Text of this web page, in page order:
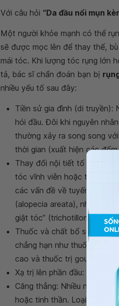
Với câu hỏi “Da đầu nổi mụn
Một người khỏe mạnh có thể
sẽ được mọc lên để thay thế,
mái tóc. Khi lượng tóc rụng lớn
tả, bác sĩ chẩn đoán bạn bị
nhiều yếu tố sau đây:
Tiền sử gia đình (di truyền):
hói đầu. Đôi khi nguyên
thường xảy ra song song
thời gian (xuất hiện các
Thay đổi nội tiết tố và bệnh
tóc vĩnh viễn hoặc tạm thời,
các vấn đề về tuyến giáp.
(alopecia areata), nhiễm
giật tóc” (trichotillomania);
Thuốc và chất bổ sung:
chẳng hạn như thuốc trị
cao và thuốc trị gout;
Xạ trị lên phần đầu: Tóc có
Căng thẳng: Nhiều người
hoặc tinh thần. Loại này chỉ